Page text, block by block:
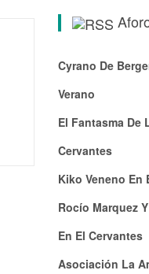
Cyrano De
Verano
El Fantasma De
Cervantes
Kiko Veneno En
Rocío Marquez
En El Cervantes
Asociación La